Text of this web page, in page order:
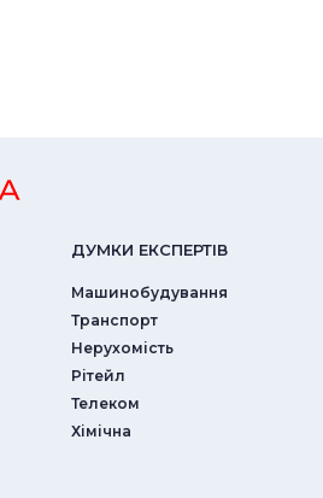
ДУМКИ ЕКСПЕРТIВ
Машинобудування
Транспорт
Нерухомість
Рітейл
Телеком
Хімічна